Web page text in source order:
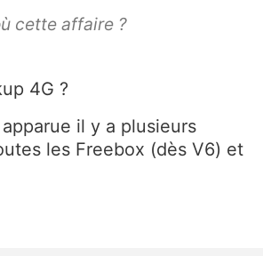
cette affaire ?
4G ?
il y a plusieurs
les Freebox (dès V6) et